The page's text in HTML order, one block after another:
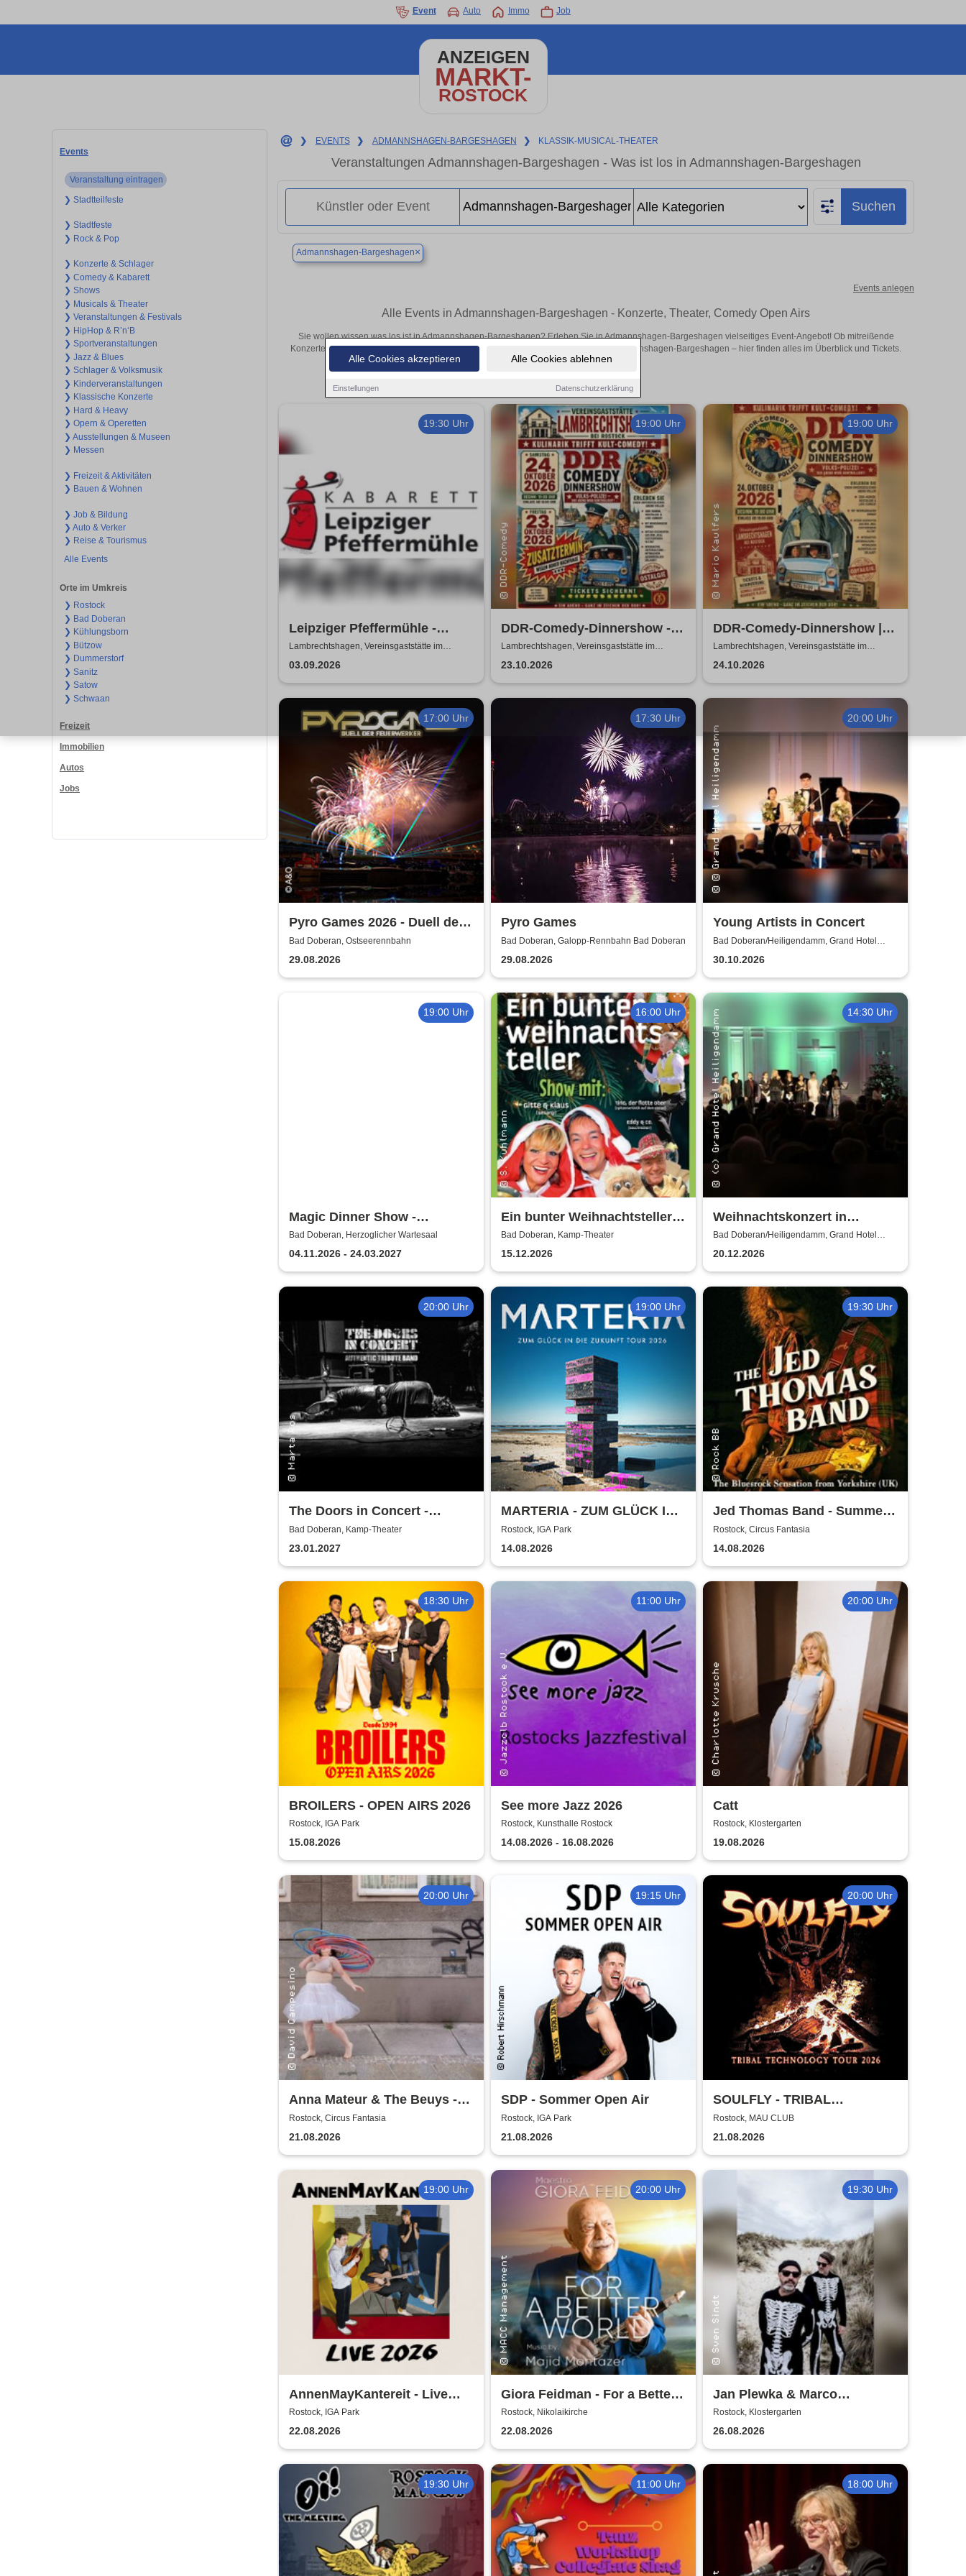
Alle Cookies akzeptieren Alle Cookies ablehnen
Einstellungen Datenschutzerklärung
Event Auto Immo Job
ANZEIGEN
MARKT-
ROSTOCK
Events
Veranstaltung eintragen
❯ Stadtteilfeste
❯ Stadtfeste
❯ Rock & Pop
❯ Konzerte & Schlager
❯ Comedy & Kabarett
❯ Shows
❯ Musicals & Theater
❯ Veranstaltungen & Festivals
❯ HipHop & R’n‘B
❯ Sportveranstaltungen
❯ Jazz & Blues
❯ Schlager & Volksmusik
❯ Kinderveranstaltungen
❯ Klassische Konzerte
❯ Hard & Heavy
❯ Opern & Operetten
❯ Ausstellungen & Museen
❯ Messen
❯ Freizeit & Aktivitäten
❯ Bauen & Wohnen
❯ Job & Bildung
❯ Auto & Verker
❯ Reise & Tourismus
Alle Events
Orte im Umkreis
❯ Rostock
❯ Bad Doberan
❯ Kühlungsborn
❯ Bützow
❯ Dummerstorf
❯ Sanitz
❯ Satow
❯ Schwaan
Freizeit
Immobilien
Autos
Jobs
❯ EVENTS ❯ ADMANNSHAGEN-BARGESHAGEN ❯ KLASSIK-MUSICAL-THEATER
Veranstaltungen Admannshagen-Bargeshagen - Was ist los in Admannshagen-Bargeshagen
Suchen
Admannshagen-Bargeshagen×
Events anlegen
Alle Events in Admannshagen-Bargeshagen - Konzerte, Theater, Comedy Open Airs
Sie wollen wissen was los ist in Admannshagen-Bargeshagen? Erleben Sie in Admannshagen-Bargeshagen vielseitiges Event-Angebot! Ob mitreißende
Konzerte, inspirierende Theateraufführungen oder aufregende Veranstaltungen in Admannshagen-Bargeshagen – hier finden alles im Überblick und Tickets.
19:30 Uhr
Leipziger Pfeffermühle -
Satire mit Biss
Lambrechtshagen, Vereinsgaststätte im
Gemeindezentrum Lambrechtshagen
03.09.2026
19:00 Uhr
DDR-Comedy-Dinnershow -
ZUSATZSHOW
Lambrechtshagen, Vereinsgaststätte im
Gemeindezentrum Lambrechtshagen
23.10.2026
19:00 Uhr
DDR-Comedy-Dinnershow |
Kulinarik trifft Kult-Comedy
Lambrechtshagen, Vereinsgaststätte im
Gemeindezentrum Lambrechtshagen
24.10.2026
17:00 Uhr
Pyro Games 2026 - Duell der
Feuerwerker
Bad Doberan, Ostseerennbahn
29.08.2026
17:30 Uhr
Pyro Games
Bad Doberan, Galopp-Rennbahn Bad Doberan
29.08.2026
20:00 Uhr
Young Artists in Concert
Bad Doberan/Heiligendamm, Grand Hotel
30.10.2026
19:00 Uhr
Magic Dinner Show -
Exklusive
Erlebnisgastronomie | Seit 14
Jahren & über 500 Magic
Dinner Shows
Bad Doberan, Herzoglicher Wartesaal
04.11.2026 - 24.03.2027
16:00 Uhr
Ein bunter Weihnachtsteller
mit Gitte & Klaus, Eddy & Co
Bad Doberan, Kamp-Theater
15.12.2026
14:30 Uhr
Weihnachtskonzert in
Heiligendamm - Talente der
Young Academy Rostock
Bad Doberan/Heiligendamm, Grand Hotel
Heiligendamm
20.12.2026
20:00 Uhr
The Doors in Concert -
Authentic Tribute Band
Bad Doberan, Kamp-Theater
23.01.2027
19:00 Uhr
MARTERIA - ZUM GLÜCK IN
DIE ZUKUNFT TOUR 2026
Rostock, IGA Park
14.08.2026
19:30 Uhr
Jed Thomas Band - Summer
Tour 2026
Rostock, Circus Fantasia
14.08.2026
18:30 Uhr
BROILERS - OPEN AIRS 2026
Rostock, IGA Park
15.08.2026
11:00 Uhr
See more Jazz 2026
Rostock, Kunsthalle Rostock
14.08.2026 - 16.08.2026
20:00 Uhr
Catt
Rostock, Klostergarten
19.08.2026
20:00 Uhr
Anna Mateur & The Beuys -
Kaoshüter
Rostock, Circus Fantasia
21.08.2026
19:15 Uhr
SDP - Sommer Open Air
Rostock, IGA Park
21.08.2026
20:00 Uhr
SOULFLY - TRIBAL
TECHNOLOGY TOUR 2026
Rostock, MAU CLUB
21.08.2026
19:00 Uhr
AnnenMayKantereit - Live
2026
Rostock, IGA Park
22.08.2026
20:00 Uhr
Giora Feidman - For a Better
World
Rostock, Nikolaikirche
22.08.2026
19:30 Uhr
Jan Plewka & Marco
Schmedtje - Between the
Lights
Rostock, Klostergarten
26.08.2026
19:30 Uhr 11:00 Uhr 18:00 Uhr